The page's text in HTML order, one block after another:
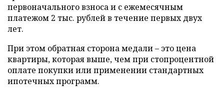
первоначального взноса и с ежемесячным
платежом 2 тыс. рублей в течение первых двух
лет.
При этом обратная сторона медали – это цена
квартиры, которая выше, чем при стопроцентной
оплате покупки или применении стандартных
ипотечных программ.